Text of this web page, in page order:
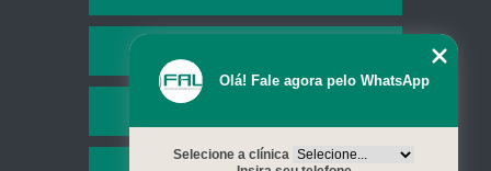
Olá! Fale agora pelo WhatsApp
Selecione a clínica